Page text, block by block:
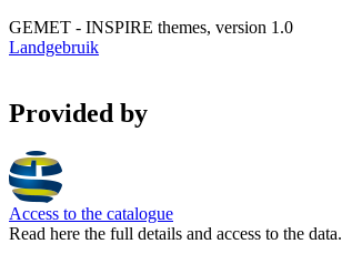
GEMET - INSPIRE themes, version 1.0
Landgebruik
Provided by
Access to the catalogue
Read here the full details and access to the data.